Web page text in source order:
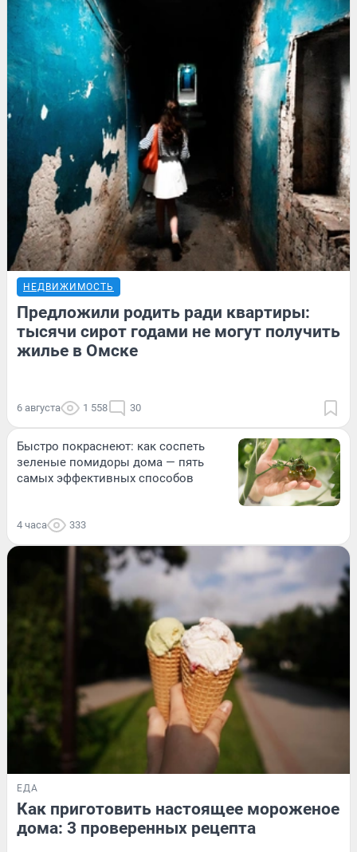
НЕДВИЖИМОСТЬ
Предложили родить ради квартиры:
тысячи сирот годами не могут получить
жилье в Омске
6 августа 1 558 30
Быстро покраснеют: как соспеть
зеленые помидоры дома — пять
самых эффективных способов
4 часа 333
ЕДА
Как приготовить настоящее мороженое
дома: 3 проверенных рецепта